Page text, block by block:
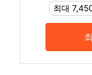
최대